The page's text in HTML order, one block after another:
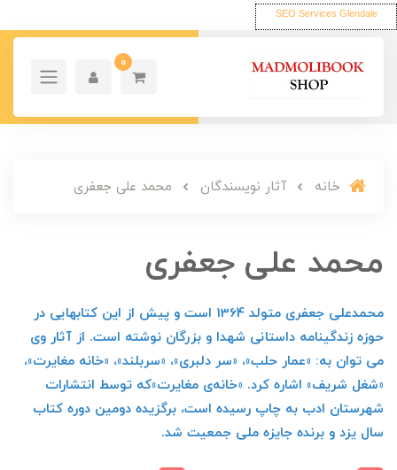
SEO Services Glendale
0
خانه آثار نویسندگان محمد علی جعفری
محمد علی جعفری
محمدعلی جعفری متولد 1364 است و پیش از این کتابهایی در
حوزه زندگینامه داستانی شهدا و بزرگان نوشته است. از آثار وی
می توان به: «عمار حلب»، «سر دلبری»، «سربلند»، «خانه مغایرت»،
«شغل شریف» اشاره کرد. «خانه‌ی مغایرت»که توسط انتشارات
شهرستان ادب به چاپ رسیده است، برگزیده دومین دوره کتاب
سال یزد و برنده جایزه ملی جمعیت شد.